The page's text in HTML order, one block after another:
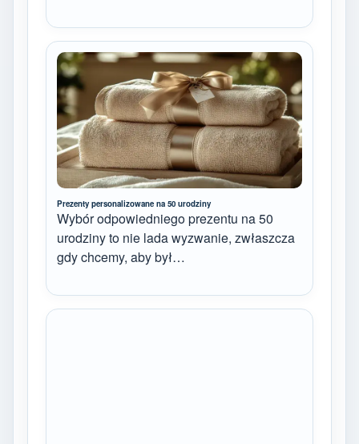
Prezenty personalizowane na 50 urodziny
Wybór odpowiedniego prezentu na 50
urodziny to nie lada wyzwanie, zwłaszcza
gdy chcemy, aby był…